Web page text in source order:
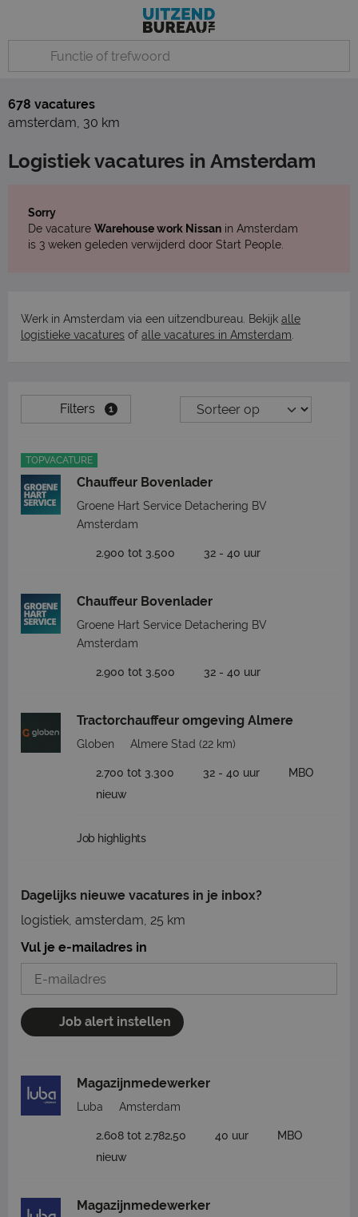
678 vacatures
amsterdam, 30 km
Logistiek vacatures in Amsterdam
Sorry
De vacature Warehouse work Nissan in Amsterdam
is 3 weken geleden verwijderd door Start People.
Werk in Amsterdam via een uitzendbureau. Bekijk alle
logistieke vacatures of alle vacatures in Amsterdam
Filters 1
TOPVACATURE
Chauffeur Bovenlader
Groene Hart Service Detachering BV
Amsterdam
2.900 tot 3.500 32 - 40 uur
Chauffeur Bovenlader
Groene Hart Service Detachering BV
Amsterdam
2.900 tot 3.500 32 - 40 uur
Tractorchauffeur omgeving Almere
Globen Almere Stad (22 km)
2.700 tot 3.300 32 - 40 uur
MBO
nieuw
Job highlights
Dagelijks nieuwe vacatures in je inbox?
logistiek, amsterdam, 25 km
Vul je e-mailadres in
Job alert instellen
Magazijnmedewerker
Luba Amsterdam
2.608 tot 2.782,50 40 uur
MBO
nieuw
Magazijnmedewerker